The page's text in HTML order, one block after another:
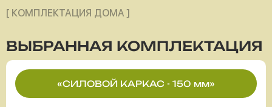
[ КОМПЛЕКТАЦИЯ ДОМА ]
ВЫБРАННАЯ КОМПЛЕКТАЦИЯ
«СИЛОВОЙ КАРКАС - 150 мм»